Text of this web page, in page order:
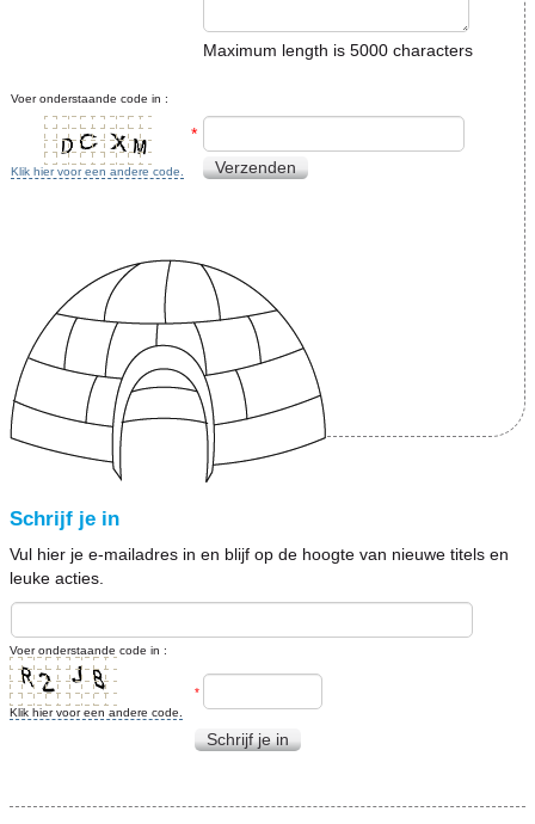
Maximum length is 5000 characters
Voer onderstaande code in :
Klik hier voor een andere code.
*
Verzenden
Schrijf je in
Vul hier je e-mailadres in en blijf op de hoogte van nieuwe titels en
leuke acties.
Voer onderstaande code in :
Klik hier voor een andere code.
*
Schrijf je in